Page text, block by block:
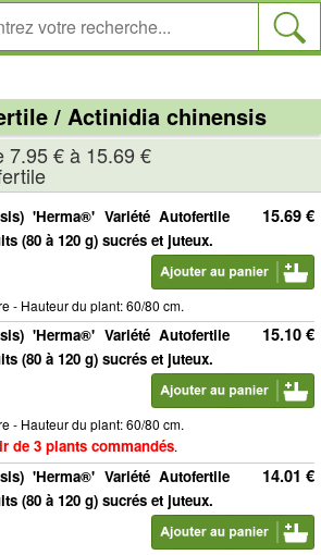
/ Actinidia chinensis
€ à 15.69 €
15.69 €
'Herma®' Variété Autofertile
(80 à 120 g) sucrés et juteux.
- Hauteur du plant: 60/80 cm.
15.10 €
'Herma®' Variété Autofertile
(80 à 120 g) sucrés et juteux.
- Hauteur du plant: 60/80 cm.
de 3 plants commandés.
14.01 €
'Herma®' Variété Autofertile
(80 à 120 g) sucrés et juteux.